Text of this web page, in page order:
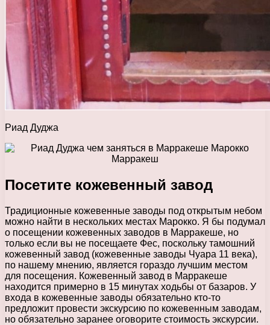
Риад Дуджа
Посетите кожевенный завод
Традиционные кожевенные заводы под открытым небом
можно найти в нескольких местах Марокко. Я бы подумал
о посещении кожевенных заводов в Марракеше, но
только если вы не посещаете Фес, поскольку тамошний
кожевенный завод (кожевенные заводы Чуара 11 века),
по нашему мнению, является гораздо лучшим местом
для посещения. Кожевенный завод в Марракеше
находится примерно в 15 минутах ходьбы от базаров. У
входа в кожевенные заводы обязательно кто-то
предложит провести экскурсию по кожевенным заводам,
но обязательно заранее оговорите стоимость экскурсии.